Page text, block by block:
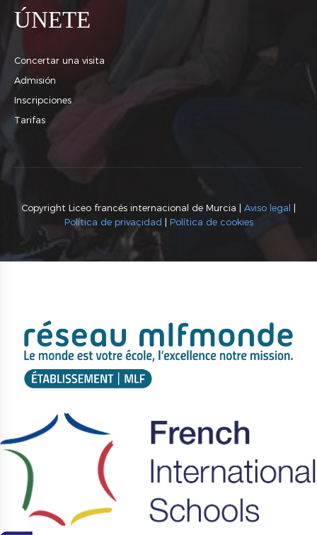
ÚNETE
Concertar una visita
Admisión
Inscripciones
Tarifas
Copyright Liceo francés internacional de Murcia | Aviso legal |
Política de privacidad | Política de cookies